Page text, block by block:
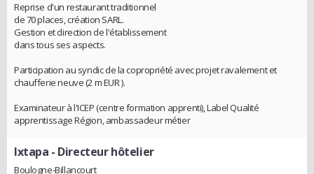
Reprise d'un restaurant traditionnel
de 70 places, création SARL.
Gestion et direction de l'établissement
dans tous ses aspects.
Participation au syndic de la copropriété avec projet ravalement et
chaufferie neuve (2 m EUR ).
Examinateur à l'ICEP (centre formation apprenti), Label Qualité
apprentissage Région, ambassadeur métier
Ixtapa - Directeur hôtelier
Boulogne-Billancourt